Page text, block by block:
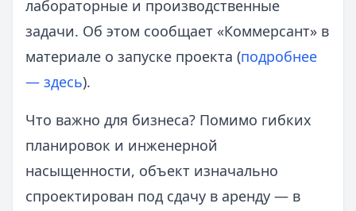
лабораторные и производственные
задачи. Об этом сообщает «Коммерсант» в
материале о запуске проекта (подробнее
— здесь).
Что важно для бизнеса? Помимо гибких
планировок и инженерной
насыщенности, объект изначально
спроектирован под сдачу в аренду — в